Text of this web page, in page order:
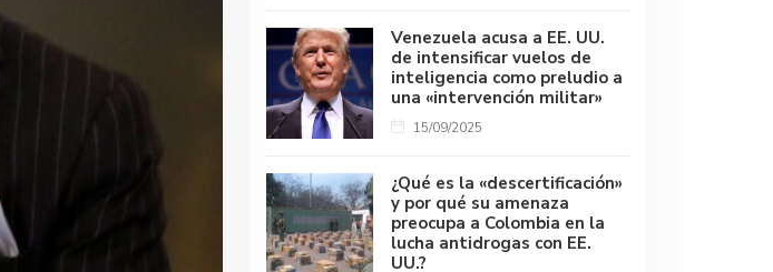
Venezuela acusa a EE. UU.
de intensificar vuelos de
inteligencia como preludio a
una «intervención militar»
15/09/2025
¿Qué es la «descertificación»
y por qué su amenaza
preocupa a Colombia en la
lucha antidrogas con EE.
UU.?